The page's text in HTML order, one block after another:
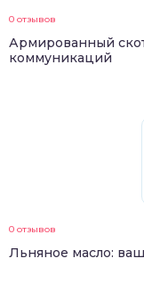
0 отзывов
Армированный
коммуникаций
0 отзывов
Льняное масло: